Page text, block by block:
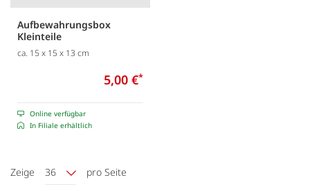
Aufbewahrungsbox
Kleinteile
ca. 15 x 15 x 13 cm
5,00 €*
Online verfügbar
In Filiale erhältlich
Zeige 36 pro Seite